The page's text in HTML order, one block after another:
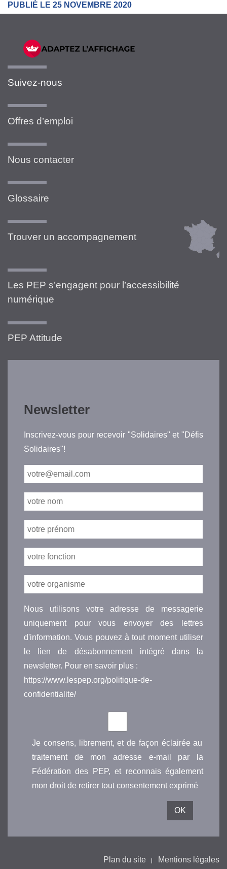
PUBLIÉ LE 25 NOVEMBRE 2020
Suivez-nous
Offres d’emploi
Nous contacter
Glossaire
Trouver un accompagnement
Les PEP s’engagent pour l’accessibilité
numérique
PEP Attitude
Newsletter
Inscrivez-vous pour recevoir "Solidaires" et "Défis
Solidaires"!
Nous utilisons votre adresse de messagerie
uniquement pour vous envoyer des lettres
d'information. Vous pouvez à tout moment utiliser
le lien de désabonnement intégré dans la
newsletter. Pour en savoir plus :
https://www.lespep.org/politique-de-
confidentialite/
Je consens, librement, et de façon éclairée au
traitement de mon adresse e-mail par la
Fédération des PEP, et reconnais également
mon droit de retirer tout consentement exprimé
Plan du site Mentions légales